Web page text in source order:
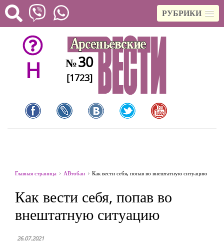
РУБРИКИ
H №30
[1723]
Главная страница АВтобан Как вести себя, попав во внештатную ситуацию
Как вести себя, попав во
внештатную ситуацию
26.07.2021